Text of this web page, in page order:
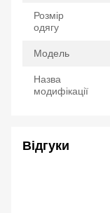
Розмір
одягу
Модель
Назва
модифікації
Відгуки